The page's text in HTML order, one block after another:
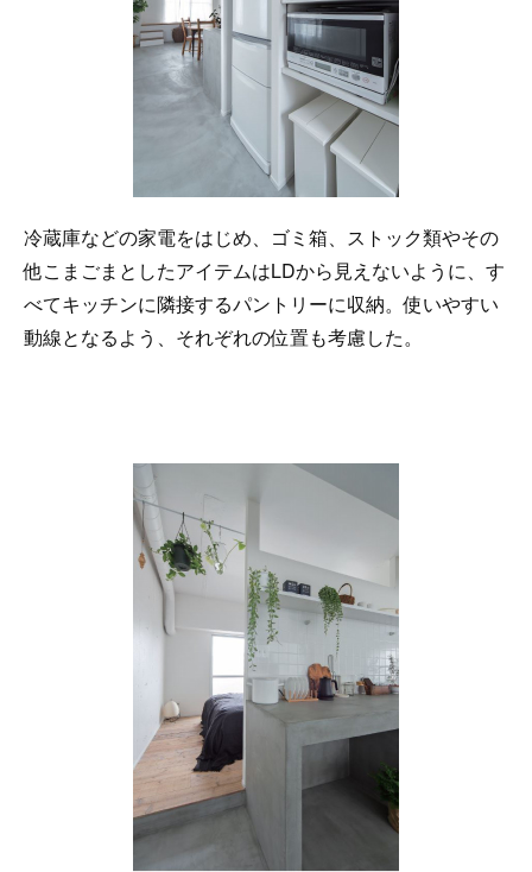
冷蔵庫などの家電をはじめ、ゴミ箱、ストック類やその
他こまごまとしたアイテムはLDから見えないように、す
べてキッチンに隣接するパントリーに収納。使いやすい
動線となるよう、それぞれの位置も考慮した。